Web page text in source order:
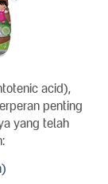
acid),
penting
yang telah